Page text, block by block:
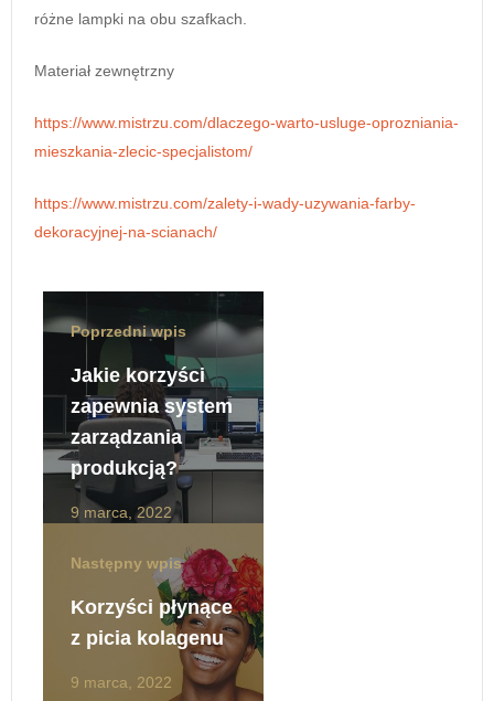
różne lampki na obu szafkach.
Materiał zewnętrzny
https://www.mistrzu.com/dlaczego-warto-usluge-oprozniania-
mieszkania-zlecic-specjalistom/
https://www.mistrzu.com/zalety-i-wady-uzywania-farby-
dekoracyjnej-na-scianach/
Poprzedni wpis
Jakie korzyści
zapewnia system
zarządzania
produkcją?
9 marca, 2022
Następny wpis
Korzyści płynące
z picia kolagenu
9 marca, 2022